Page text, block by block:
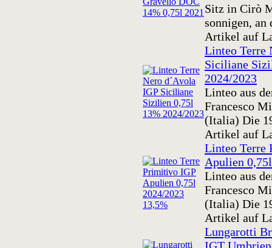
Sitz in Cirò
sonnigen, an
Artikel auf
Linteo Terre
Siciliane
2024/2023
Linteo aus
Francesco
(Italia) Die
Artikel auf
Linteo Terre
Apulien
Linteo aus
Francesco
(Italia) Die
Artikel auf
Lungarotti